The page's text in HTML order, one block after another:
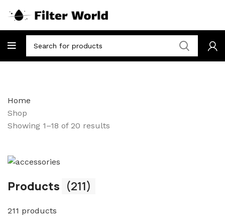
Home
Shop
Showing 1–18 of 20 results
Products (211)
211 products